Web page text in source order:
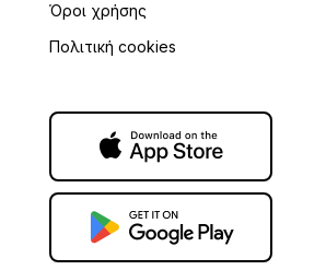
Όροι χρήσης
Πολιτική cookies